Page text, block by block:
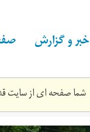
خبر و گزارش
شما صفحه ای از سایت